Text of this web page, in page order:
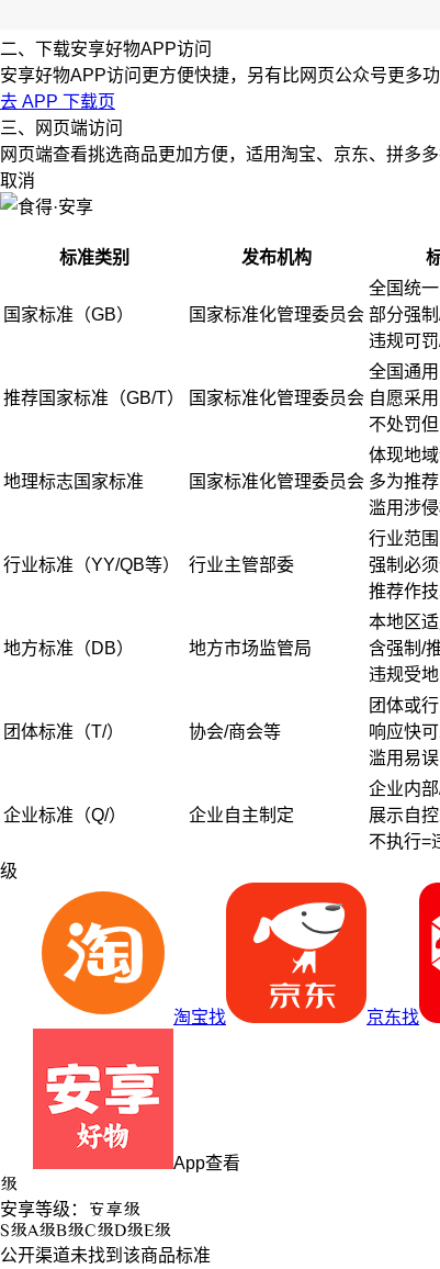
二、下载安享好物APP访问
安享好物APP访问更方便快捷，另有比网页公众号更多
去 APP 下载页
三、网页端访问
网页端查看挑选商品更加方便，适用淘宝、京东、拼多
取消
标准类别 发布机构
国家标准（GB） 国家标准化管理委员会
全国统一
部分强
违规可
推荐国家标准（GB/T） 国家标准化管理委员会
全国通用
自愿采用
不处罚
地理标志国家标准 国家标准化管理委员会
体现地
多为推荐
滥用涉
行业标准（YY/QB等） 行业主管部委
行业范
强制必
推荐作
地方标准（DB） 地方市场监管局
本地区适
含强制/
违规受
团体标准（T/） 协会/商会等
团体或
响应快
滥用易
企业标准（Q/） 企业自主制定
企业内
展示自
不执行=
级
淘宝找 京东找
App查看
级
安享等级： 安享级
S级A级B级C级D级E级
公开渠道未找到该商品标准